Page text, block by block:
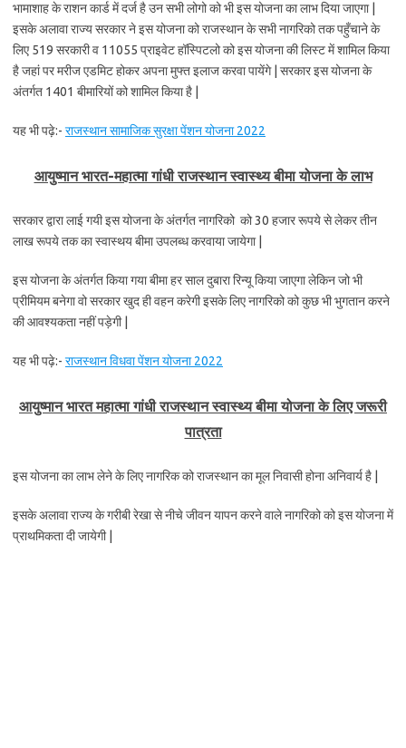
भामाशाह के राशन कार्ड में दर्ज है उन सभी लोगो को भी इस योजना का लाभ दिया जाएगा |
इसके अलावा राज्य सरकार ने इस योजना को राजस्थान के सभी नागरिको तक पहुँचाने के
लिए 519 सरकारी व 11055 प्राइवेट हॉस्पिटलो को इस योजना की लिस्ट में शामिल किया
है जहां पर मरीज एडमिट होकर अपना मुफ्त इलाज करवा पायेंगे | सरकार इस योजना के
अंतर्गत 1401 बीमारियों को शामिल किया है |
यह भी पढ़े:- राजस्थान सामाजिक सुरक्षा पेंशन योजना 2022
आयुष्मान भारत-महात्मा गांधी राजस्थान स्वास्थ्य बीमा योजना के लाभ
सरकार द्वारा लाई गयी इस योजना के अंतर्गत नागरिको को 30 हजार रूपये से लेकर तीन
लाख रूपये तक का स्वास्थय बीमा उपलब्ध करवाया जायेगा |
इस योजना के अंतर्गत किया गया बीमा हर साल दुबारा रिन्यू किया जाएगा लेकिन जो भी
प्रीमियम बनेगा वो सरकार खुद ही वहन करेगी इसके लिए नागरिको को कुछ भी भुगतान करने
की आवश्यकता नहीं पड़ेगी |
यह भी पढ़े:- राजस्थान विधवा पेंशन योजना 2022
आयुष्मान भारत महात्मा गांधी राजस्थान स्वास्थ्य बीमा योजना के लिए जरूरी
पात्रता
इस योजना का लाभ लेने के लिए नागरिक को राजस्थान का मूल निवासी होना अनिवार्य है |
इसके अलावा राज्य के गरीबी रेखा से नीचे जीवन यापन करने वाले नागरिको को इस योजना में
प्राथमिकता दी जायेगी |